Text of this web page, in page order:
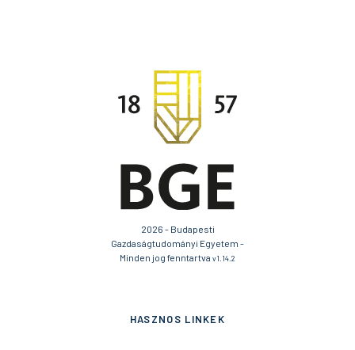
2026 - Budapesti
Gazdaságtudományi Egyetem -
Minden jog fenntartva v1.14.2
HASZNOS LINKEK